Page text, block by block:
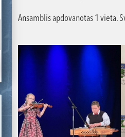
Ansamblis apdovanotas 1 vieta.